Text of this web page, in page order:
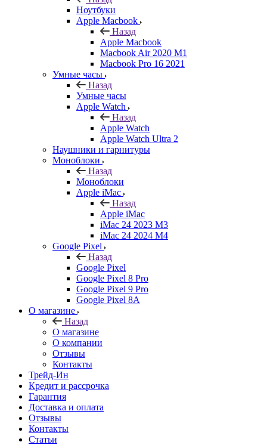
Ноутбуки
Apple Macbook
Назад
Apple Macbook
Macbook Air 2020 M1
Macbook Pro 16 2021
Умные часы
Назад
Умные часы
Apple Watch
Назад
Apple Watch
Apple Watch Ultra 2
Наушники и гарнитуры
Моноблоки
Назад
Моноблоки
Apple iMac
Назад
Apple iMac
iMac 24 2023 M3
iMac 24 2024 M4
Google Pixel
Назад
Google Pixel
Google Pixel 8 Pro
Google Pixel 9 Pro
Google Pixel 8A
О магазине
Назад
О магазине
О компании
Отзывы
Контакты
Трейд-Ин
Кредит и рассрочка
Гарантия
Доставка и оплата
Отзывы
Контакты
Статьи